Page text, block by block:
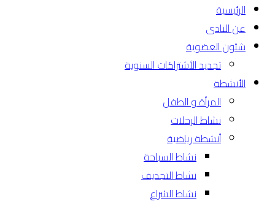
الرئيسية
عن النادى
شئون العضوية
تجديد الأشتراكات السنوية
الأنشطة
المرأة و الطفل
نشاط الرحلات
أنشطة رياضية
نشاط السباحة
نشاط التجديف
نشاط الشراع